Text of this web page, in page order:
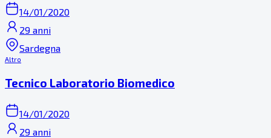
14/01/2020
29 anni
Sardegna
Altro
Tecnico Laboratorio Biomedico
14/01/2020
29 anni